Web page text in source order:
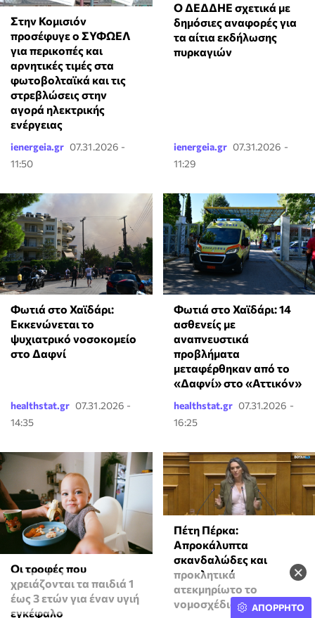
×
Στην Κομισιόν
προσέφυγε ο ΣΥΦΩΕΛ
για περικοπές και
αρνητικές τιμές στα
φωτοβολταϊκά και τις
στρεβλώσεις στην
αγορά ηλεκτρικής
ενέργειας
ienergeia.gr 07.31.2026 -
11:50
Ο ΔΕΔΔΗΕ σχετικά με
δημόσιες αναφορές για
τα αίτια εκδήλωσης
πυρκαγιών
ienergeia.gr 07.31.2026 -
11:29
Φωτιά στο Χαϊδάρι:
Εκκενώνεται το
ψυχιατρικό νοσοκομείο
στο Δαφνί
healthstat.gr 07.31.2026 -
14:35
Φωτιά στο Χαϊδάρι: 14
ασθενείς με
αναπνευστικά
προβλήματα
μεταφέρθηκαν από το
«Δαφνί» στο «Αττικόν»
healthstat.gr 07.31.2026 -
16:25
Οι τροφές που
χρειάζονται τα παιδιά 1
έως 3 ετών για έναν υγιή
εγκέφαλο
Πέτη Πέρκα:
Απροκάλυπτα
σκανδαλώδες και
προκλητικά
ατεκμηρίωτο το
νομοσχέδιο του ΥΠΕΝ
ΑΠΟΡΡΗΤΟ